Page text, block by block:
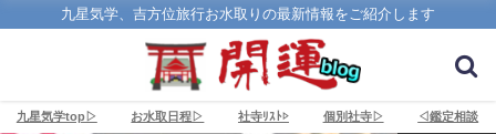
九星気学、吉方位旅行お水取りの最新情報をご紹介します
九星気学top▷ お水取日程▷ 社寺ﾘｽﾄ▷ 個別社寺▷ ◁鑑定相談